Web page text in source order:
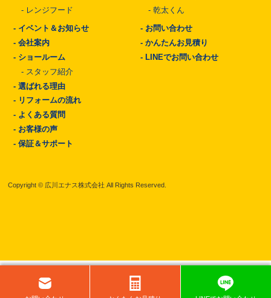
- レンジフード
-乾太くん
- イベント＆お知らせ
- 会社案内
- ショールーム
- スタッフ紹介
- 選ばれる理由
- リフォームの流れ
- よくある質問
- お客様の声
- 保証＆サポート
- お問い合わせ
-かんたんお見積り
- LINEでお問い合わせ
Copyright © 広川エナス株式会社 All Rights Reserved.